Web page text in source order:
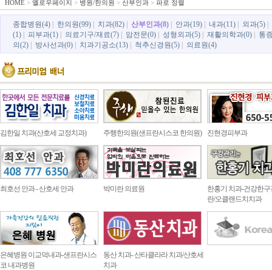
HOME > 옐로우페이지 > 병원/한의원 > 산부인과 > 파로 정렬
종합병원(4) 한의원(99) 치과(82) 산부인과(8) 안과(19) 내과(11) 외과(5)
(1)
피부과(1) 의료기구/재료(7) 암전문(0) 성형외과(5) 재활의학과(0)
통
의(2)
방사선과(0) 치과기공소(13) 척추신경원(5) 의료원(4)
김한일 치과(산호세 교정치과) 주행한의원(샌프란시스코 한의원) 진현경피부과
최호선 안과 - 산호세 안과 박미란 의료원
한홍기 치과-건강한
란/오클랜드치치과
은혜병원 이교덕내과-샌프란시스
코 내과병원
동산 치과- 산타클라라 치과/산호세
치과